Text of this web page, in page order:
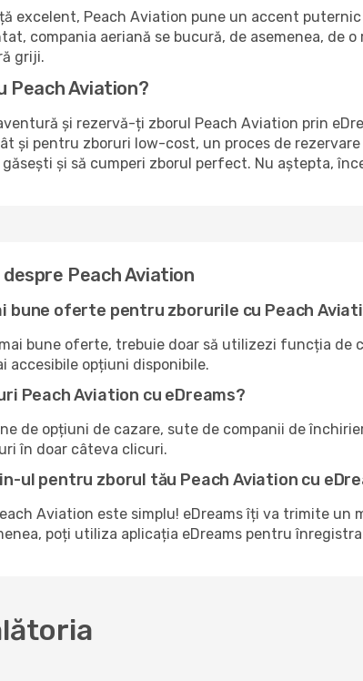
excelent, Peach Aviation pune un accent
compania aeriană se bucură, de asemenea,
griji.
Peach Aviation?
și rezervă-ți zborul Peach Aviation prin
și pentru zboruri low-cost, un proces de
și să cumperi zborul perfect. Nu aștepta,
Peach Aviation
bune oferte pentru zborurile cu Peach
bune oferte, trebuie doar să utilizezi funcția
accesibile opțiuni disponibile.
Peach Aviation cu eDreams?
de opțiuni de cazare, sute de companii de
în doar câteva clicuri.
ul pentru zborul tău Peach Aviation cu
Aviation este simplu! eDreams îți va trimite
poți utiliza aplicația eDreams pentru